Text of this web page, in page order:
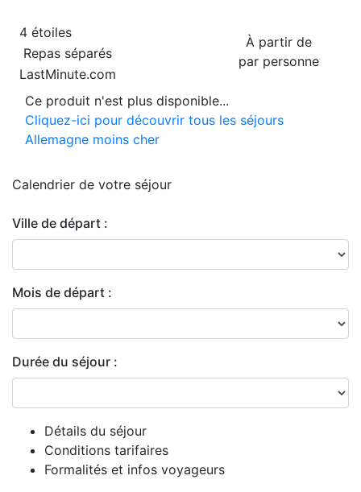
À partir de
par personne
4 étoiles
Repas séparés
LastMinute.com
Ce produit n'est plus disponible...
Cliquez-ici pour découvrir tous les séjours
Allemagne moins cher
Calendrier de votre séjour
Ville de départ :
Mois de départ :
Durée du séjour :
Détails du séjour
Conditions tarifaires
Formalités et infos voyageurs